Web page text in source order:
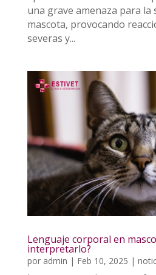
una grave amenaza para la
mascota, provocando
severas y...
Lenguaje corporal en
interpretarlo?
por admin | Feb 10, 2025 |